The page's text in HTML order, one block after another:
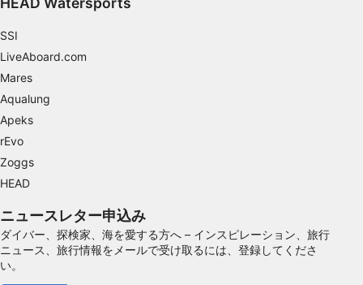
SSI
LiveAboard.com
Mares
Aqualung
Apeks
rEvo
Zoggs
HEAD
ニュースレター申込み
ダイバー、探検家、海を愛する方へ – インスピレーション、旅行
ニュース、旅行情報をメールで受け取るには、登録してくださ
い。
用する
IAB特集：
正確な位置情報データを利用する
能動的に要求して取得した情報に基づくデバイ
IAB以外の処理目的：
必要
機能的